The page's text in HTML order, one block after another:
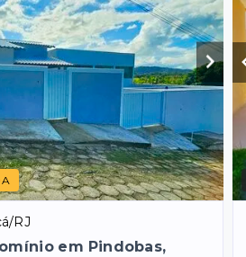
RJ
em Pindobas,